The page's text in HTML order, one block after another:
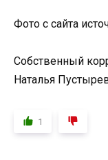
Фото с сайта
Собственный
Наталья
1